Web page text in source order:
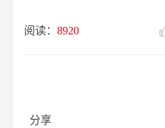
阅读：8920
分享